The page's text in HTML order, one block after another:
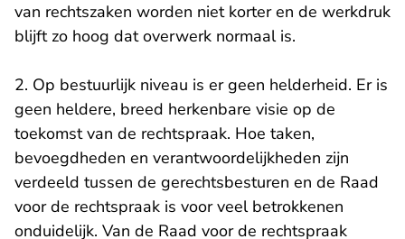
van rechtszaken worden niet korter en de werkdruk
blijft zo hoog dat overwerk normaal is.
2. Op bestuurlijk niveau is er geen helderheid. Er is
geen heldere, breed herkenbare visie op de
toekomst van de rechtspraak. Hoe taken,
bevoegdheden en verantwoordelijkheden zijn
verdeeld tussen de gerechtsbesturen en de Raad
voor de rechtspraak is voor veel betrokkenen
onduidelijk. Van de Raad voor de rechtspraak